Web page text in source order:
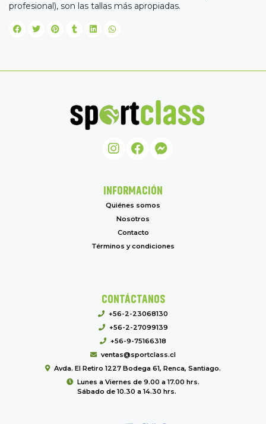
profesional), son las tallas más apropiadas.
INFORMACIÓN
Quiénes somos
Nosotros
Contacto
Términos y condiciones
CONTÁCTANOS
+56-2-23068130
+56-2-27099139
+56-9-75166318
ventas@sportclass.cl
Avda. El Retiro 1227 Bodega 61, Renca, Santiago.
Lunes a Viernes de 9.00 a 17.00 hrs.
Sábado de 10.30 a 14.30 hrs.